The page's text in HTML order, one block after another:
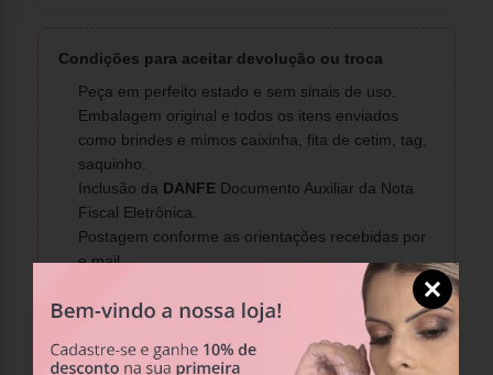
Condições para aceitar devolução ou troca
Peça em perfeito estado e sem sinais de uso.
Embalagem original e todos os itens enviados
como brindes e mimos caixinha, fita de cetim, tag,
saquinho.
Inclusão da DANFE Documento Auxiliar da Nota
Fiscal Eletrônica.
Postagem conforme as orientações recebidas por
e mail.